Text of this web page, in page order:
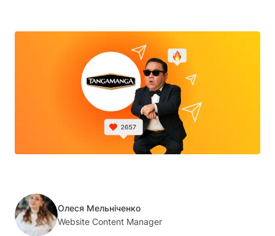
Олеся Мельніченко
Website Content Manager